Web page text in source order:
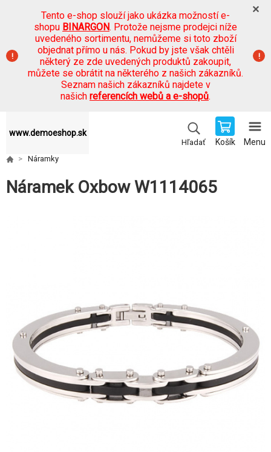
Tento e-shop slouží jako ukázka možností e-
shopu BINARGON. Protože nejsme prodejci níže
uvedeného sortimentu, nemůžeme si toto zboží
objednat přímo u nás. Pokud by jste však chtěli
některý ze zde uvedených produktů zakoupit,
můžete se obrátit na některého z našich zákazníků.
Seznam našich zákazníků najdete v
našich referencích webů a e-shopů.
www.demoeshop.sk
Hľadať Košík Menu
Náramky
Náramek Oxbow W1114065